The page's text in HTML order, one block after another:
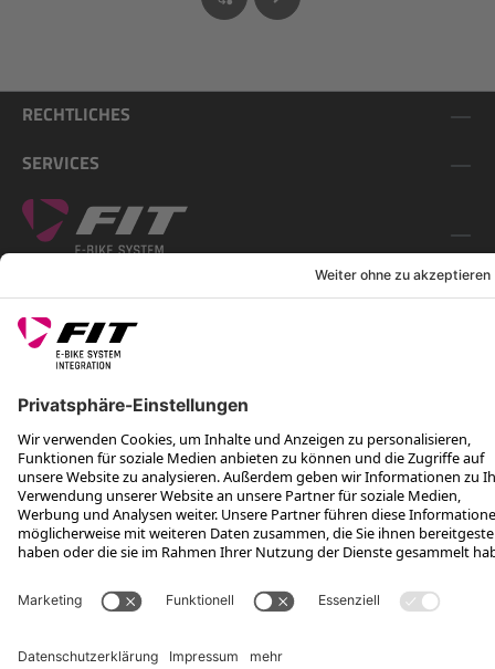
RECHTLICHES
SERVICES
*Unverbindliche Preisempfehlung inkl. MwSt. zzgl. Versandkosten
Rotax Bike Technology AG © 2025